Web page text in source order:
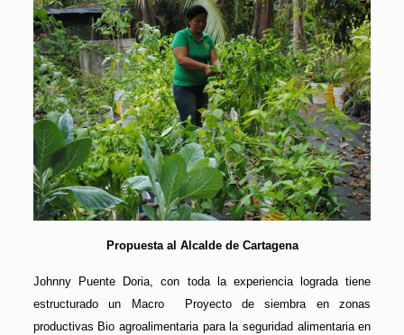
Propuesta al Alcalde de Cartagena
Johnny Puente Doria, con toda la experiencia lograda tiene
estructurado un Macro Proyecto de siembra en zonas
productivas Bio agroalimentaria para la seguridad alimentaria en